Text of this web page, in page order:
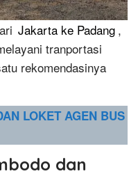
Jakarta ke Padang ,
tranportasi
rekomendasinya
LOKET AGEN BUS
dan